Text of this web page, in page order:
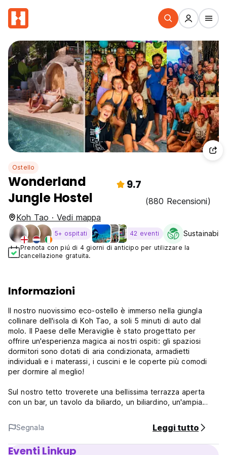
Ostello
Wonderland
Jungle Hostel
9.7
(880 Recensioni)
Koh Tao · Vedi mappa
5+ ospitati 42 eventi
Prenota con piú di 4 giorni di anticipo per utilizzare la
cancellazione gratuita.
Informazioni
Il nostro nuovissimo eco-ostello è immerso nella giungla
collinare dell'isola di Koh Tao, a soli 5 minuti di auto dal
molo. Il Paese delle Meraviglie è stato progettato per
offrire un'esperienza magica ai nostri ospiti: gli spaziosi
dormitori sono dotati di aria condizionata, armadietti
individuali e i materassi, i cuscini e le coperte più comodi
per dormire al meglio!
Sul nostro tetto troverete una bellissima terrazza aperta
con un bar, un tavolo da biliardo, un biliardino, un'ampia
divani con TV e proiettore per le serate di cinema. La
nostra cucina ben attrezzata per gli ospiti e le ricariche
d'acqua gratuite sono disponibili 24 ore su 24, 7 giorni su 7.
Segnala Leggi tutto
Eventi Linkup